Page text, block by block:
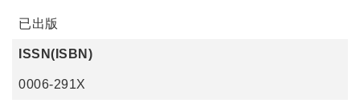
已出版
ISSN(ISBN)
0006-291X